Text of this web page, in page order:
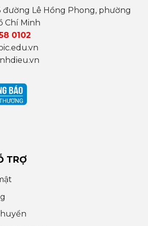
đường Lê Hồng Phong, phường
Chí Minh
0102
TRỢ